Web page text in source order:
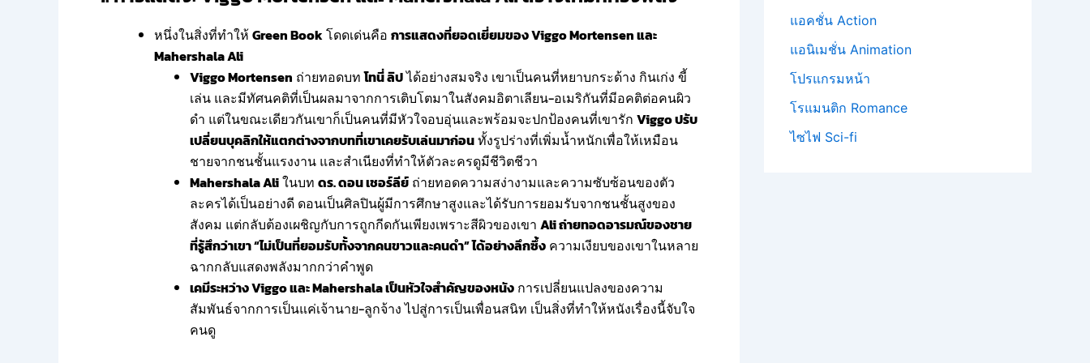
หนึ่งในสิ่งที่ทำให้Green Bookโดดเด่นคือ การแสดงที่ยอดเยี่ยมของ Viggo Mortensen และ
Mahershala Ali
Viggo Mortensen ถ่ายทอดบทโทนี่ ลิปได้อย่างสมจริง เขาเป็นคนที่หยาบกระด้าง กินเก่ง ขี้
เล่น และมีทัศนคติที่เป็นผลมาจากการเติบโตมาในสังคมอิตาเลียน-อเมริกันที่มีอคติต่อคนผิว
ดำ แต่ในขณะเดียวกันเขาก็เป็นคนที่มีหัวใจอบอุ่นและพร้อมจะปกป้องคนที่เขารัก Viggo ปรับ
เปลี่ยนบุคลิกให้แตกต่างจากบทที่เขาเคยรับเล่นมาก่อนทั้งรูปร่างที่เพิ่มน้ำหนักเพื่อให้เหมือน
ชายจากชนชั้นแรงงาน และสำเนียงที่ทำให้ตัวละครดูมีชีวิตชีวา
Mahershala Aliในบท ดร. ดอน เชอร์ลีย์ ถ่ายทอดความสง่างามและความซับซ้อนของตัว
ละครได้เป็นอย่างดี ดอนเป็นศิลปินผู้มีการศึกษาสูงและได้รับการยอมรับจากชนชั้นสูงของ
สังคม แต่กลับต้องเผชิญกับการถูกกีดกันเพียงเพราะสีผิวของเขา Ali ถ่ายทอดอารมณ์ของชาย
ที่รู้สึกว่าเขา “ไม่เป็นที่ยอมรับทั้งจากคนขาวและคนดำ” ได้อย่างลึกซึ้ง ความเงียบของเขาในหลาย
ฉากกลับแสดงพลังมากกว่าคำพูด
เคมีระหว่าง Viggo และ Mahershala เป็นหัวใจสำคัญของหนัง การเปลี่ยนแปลงของความ
สัมพันธ์จากการเป็นแค่เจ้านาย-ลูกจ้าง ไปสู่การเป็นเพื่อนสนิท เป็นสิ่งที่ทำให้หนังเรื่องนี้จับใจ
คนดู
แอคชั่น Action
แอนิเมชั่น Animation
โปรแกรมหน้า
โรแมนติก Romance
ไซไฟ Sci-fi